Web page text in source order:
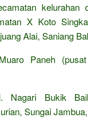
kelurahan
X Koto
Alai, Saniang
Paneh
Nagari Bukik
Sungai